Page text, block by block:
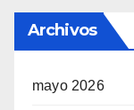
Archivos
mayo 2026